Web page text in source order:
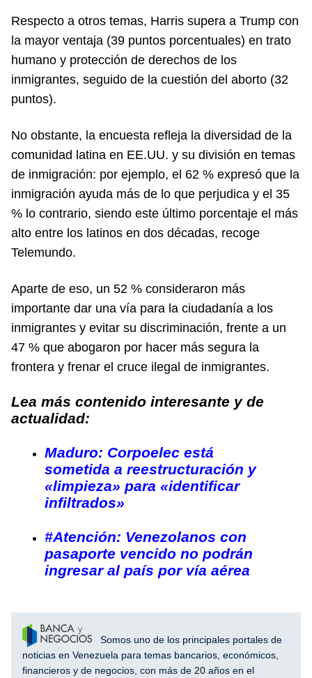
Respecto a otros temas, Harris supera a Trump con
la mayor ventaja (39 puntos porcentuales) en trato
humano y protección de derechos de los
inmigrantes, seguido de la cuestión del aborto (32
puntos).
No obstante, la encuesta refleja la diversidad de la
comunidad latina en EE.UU. y su división en temas
de inmigración: por ejemplo, el 62 % expresó que la
inmigración ayuda más de lo que perjudica y el 35
% lo contrario, siendo este último porcentaje el más
alto entre los latinos en dos décadas, recoge
Telemundo.
Aparte de eso, un 52 % consideraron más
importante dar una vía para la ciudadanía a los
inmigrantes y evitar su discriminación, frente a un
47 % que abogaron por hacer más segura la
frontera y frenar el cruce ilegal de inmigrantes.
Lea más contenido interesante y de
actualidad:
Maduro: Corpoelec está
sometida a reestructuración y
«limpieza» para «identificar
infiltrados»
#Atención: Venezolanos con
pasaporte vencido no podrán
ingresar al país por vía aérea
Somos uno de los principales portales de
noticias en Venezuela para temas bancarios, económicos,
financieros y de negocios, con más de 20 años en el